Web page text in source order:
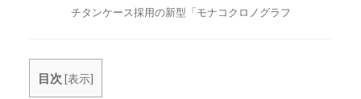
チタンケース採用の新型「モナコクロノグラフ
目次 [表示]